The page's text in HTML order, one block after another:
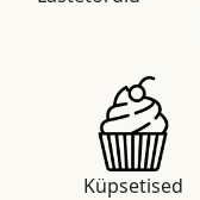
Küpsetised